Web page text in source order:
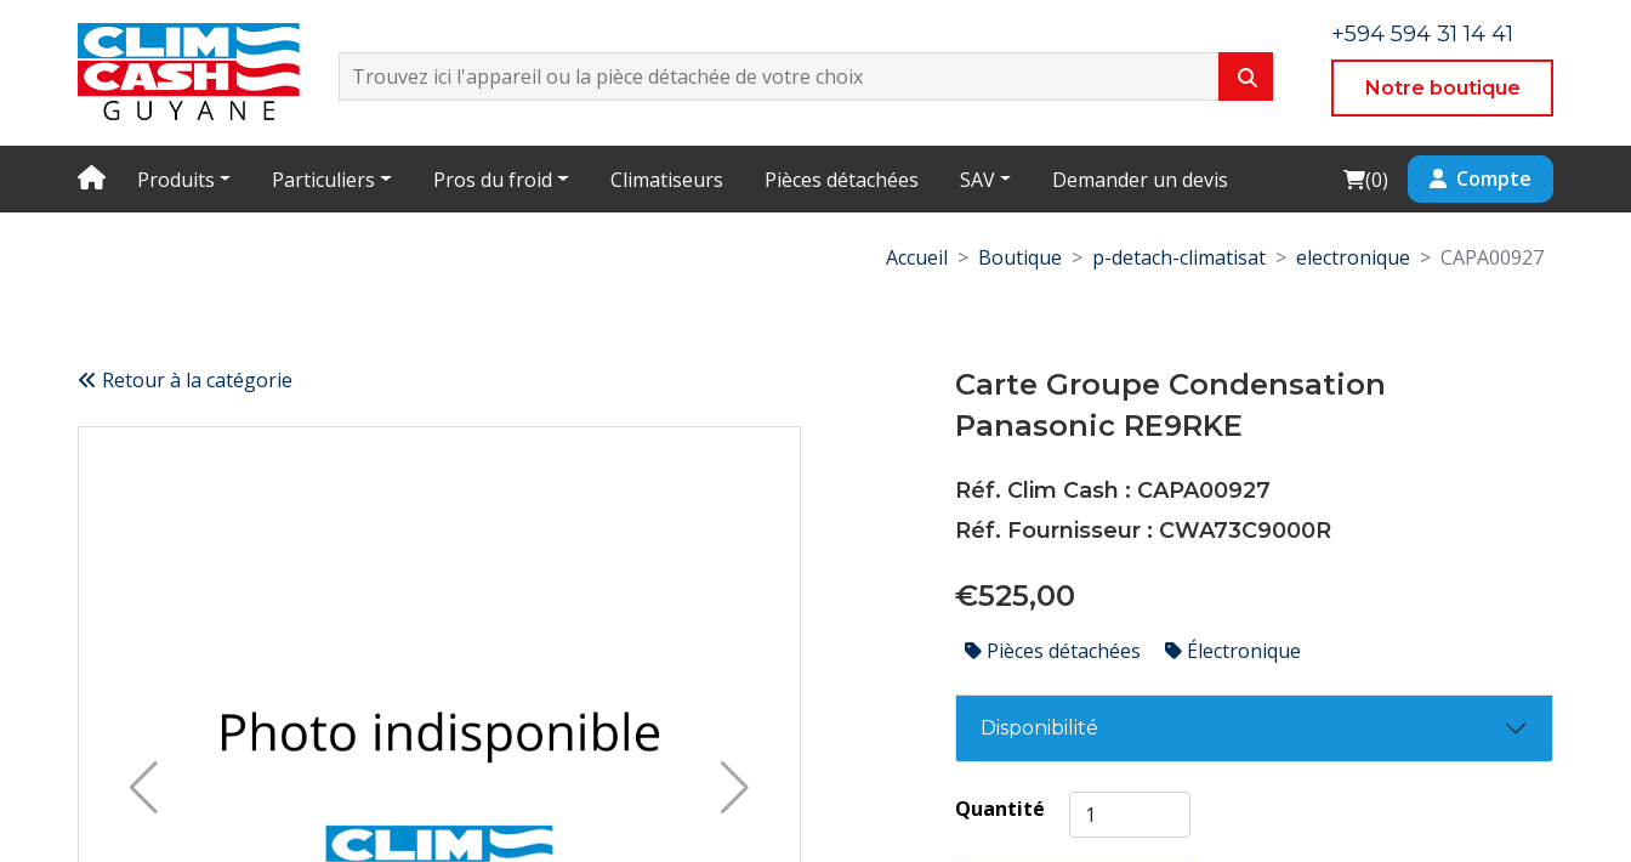
+594 594 31 14 41
Notre boutique
Produits Particuliers Pros du froid Climatiseurs Pièces détachées SAV Demander un devis Cart
(0) Compte
Accueil Boutique p-detach-climatisat electronique CAPA00927
Retour à la catégorie
Carte Groupe Condensation
Panasonic RE9RKE
Réf. Clim Cash : CAPA00927
Réf. Fournisseur : CWA73C9000R
€525,00
Pièces détachées Électronique
Disponibilité
Quantité